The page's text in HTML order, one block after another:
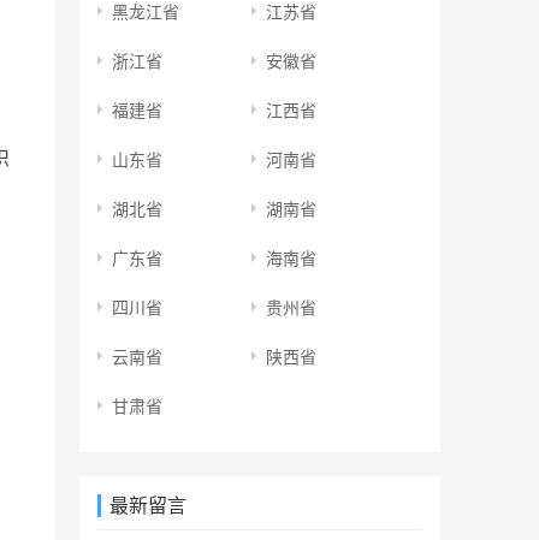
黑龙江省 江苏省
浙江省 安徽省
福建省 江西省
山东省 河南省
湖北省 湖南省
广东省 海南省
四川省 贵州省
云南省 陕西省
甘肃省
最新留言